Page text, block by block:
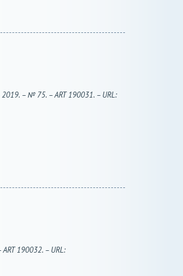
– № 75. – ART 190031. – URL:
190032. – URL: